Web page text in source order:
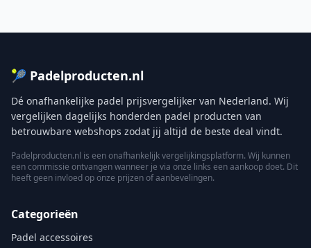
🎾 Padelproducten.nl
Dé onafhankelijke padel prijsvergelijker van Nederland. Wij
vergelijken dagelijks honderden padel producten van
betrouwbare webshops zodat jij altijd de beste deal vindt.
Padelproducten.nl is een onafhankelijk vergelijkingsplatform. Wij kunnen
een commissie ontvangen wanneer je via onze links een aankoop doet. Dit
heeft geen invloed op onze prijzen of aanbevelingen.
Categorieën
Padel accessoires